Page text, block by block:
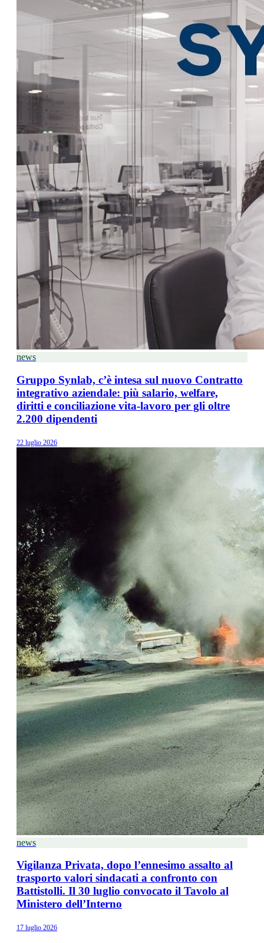
news
Gruppo Synlab, c’è intesa sul nuovo Contratto
integrativo aziendale: più salario, welfare,
diritti e conciliazione vita-lavoro per gli oltre
2.200 dipendenti
22 luglio 2026
news
Vigilanza Privata, dopo l’ennesimo assalto al
trasporto valori sindacati a confronto con
Battistolli. Il 30 luglio convocato il Tavolo al
Ministero dell’Interno
17 luglio 2026